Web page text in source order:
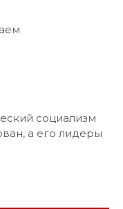
социализм
а его лидеры